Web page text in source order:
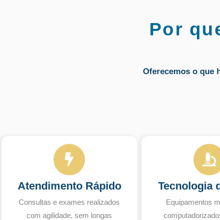
Por
Oferecemos o que
Atendimento Rápido
Consultas e exames realizados
com agilidade, sem longas
Tecnologia
Equipamentos